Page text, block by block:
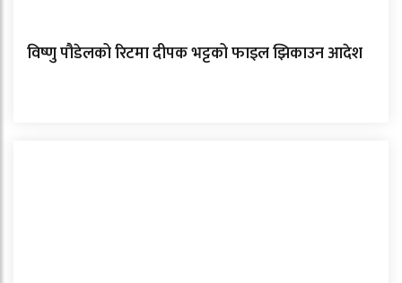
विष्णु पौडेलको रिटमा दीपक भट्टको फाइल झिकाउन आदेश